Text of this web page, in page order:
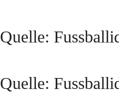
Quelle:
Quelle: